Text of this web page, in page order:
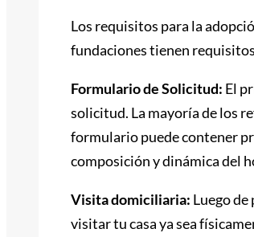
Los requisitos para la
fundaciones tienen
Formulario de Solicitud: El
solicitud. La mayoría de los
formulario puede contener
composición y dinámica del
Visita domiciliaria: Luego
visitar tu casa ya sea